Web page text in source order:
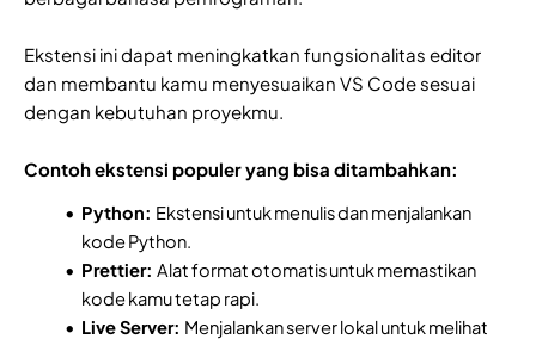
Ekstensi ini dapat meningkatkan fungsionalitas editor
dan membantu kamu menyesuaikan VS Code sesuai
dengan kebutuhan proyekmu.
Contoh ekstensi populer yang bisa ditambahkan:
Python: Ekstensi untuk menulis dan menjalankan
kode Python.
Prettier: Alat format otomatis untuk memastikan
kode kamu tetap rapi.
Live Server: Menjalankan server lokal untuk melihat